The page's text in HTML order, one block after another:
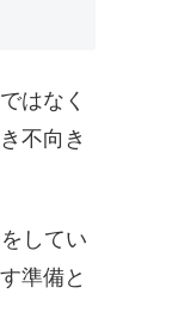
はなく
不向き
してい
準備と